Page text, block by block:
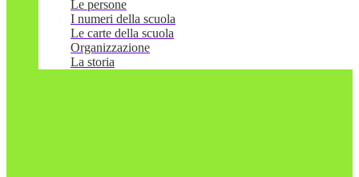
Le persone
I numeri della scuola
Le carte della scuola
Organizzazione
La storia